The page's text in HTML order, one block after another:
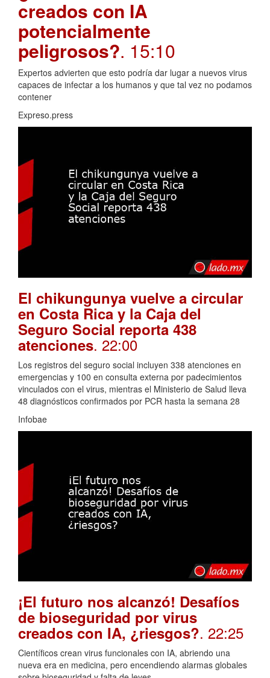
creados con IA
potencialmente
peligrosos?. 15:10
Expertos advierten que esto podría dar lugar a nuevos virus
capaces de infectar a los humanos y que tal vez no podamos
contener
Expreso.press
El chikungunya vuelve a circular
en Costa Rica y la Caja del
Seguro Social reporta 438
atenciones. 22:00
Los registros del seguro social incluyen 338 atenciones en
emergencias y 100 en consulta externa por padecimientos
vinculados con el virus, mientras el Ministerio de Salud lleva
48 diagnósticos confirmados por PCR hasta la semana 28
Infobae
¡El futuro nos alcanzó! Desafíos
de bioseguridad por virus
creados con IA, ¿riesgos?. 22:25
Científicos crean virus funcionales con IA, abriendo una
nueva era en medicina, pero encendiendo alarmas globales